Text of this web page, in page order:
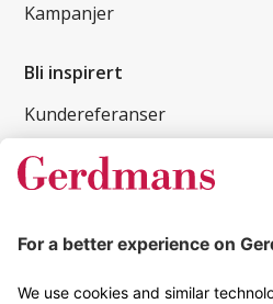
Kampanjer
Bli inspirert
Kundereferanser
Magasin
Tips og guider
Kontakt
info@gerdmans.no